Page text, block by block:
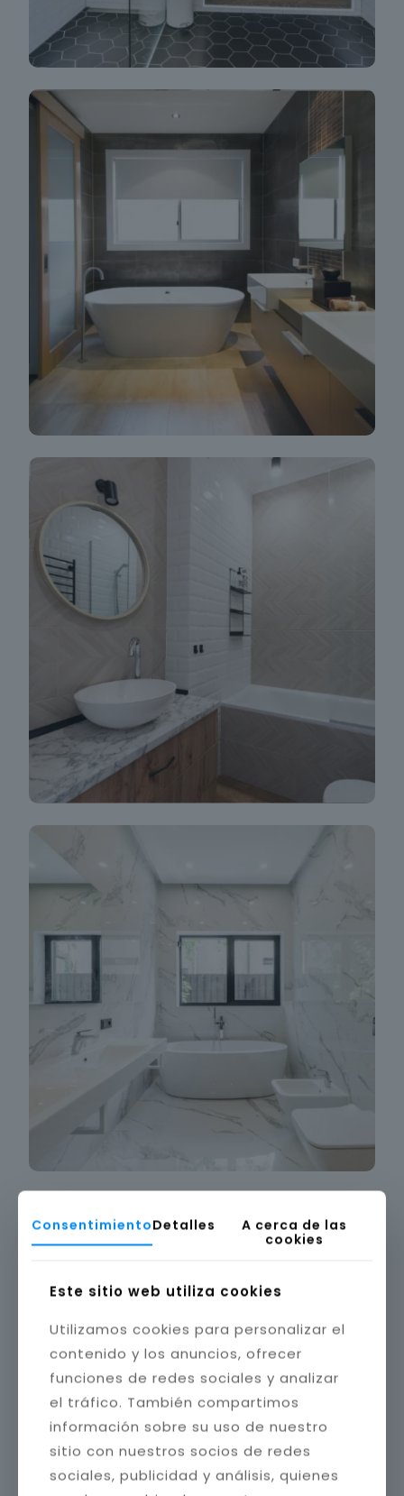
ConsentimientoDetalles
A cerca de las
cookies
Este sitio web utiliza cookies
Utilizamos cookies para personalizar el
contenido y los anuncios, ofrecer
funciones de redes sociales y analizar
el tráfico. También compartimos
información sobre su uso de nuestro
sitio con nuestros socios de redes
sociales, publicidad y análisis, quienes